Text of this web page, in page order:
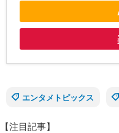
エンタメトピックス
【注目記事】